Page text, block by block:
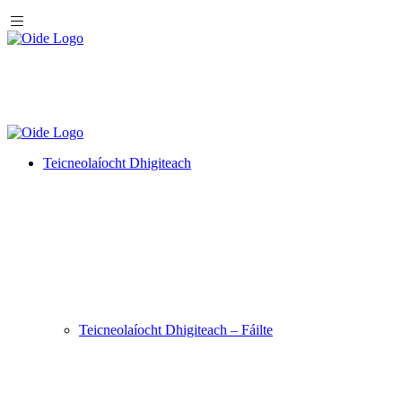
Teicneolaíocht Dhigiteach
Teicneolaíocht Dhigiteach – Fáilte